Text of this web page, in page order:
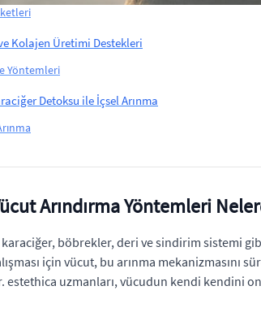
Kolajen Üretimi Destekleri
Yöntemleri
Detoksu ile İçsel Arınma
Arındırma Yöntemleri
böbrekler, deri ve sindirim sistemi
için vücut, bu arınma
estethica uzmanları, vücudun kendi kendini